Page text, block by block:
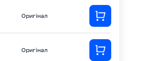
Оригінал
Оригінал